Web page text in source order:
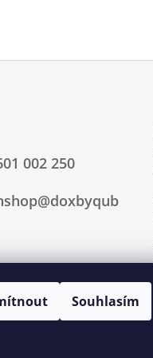
Souhlasím
002 250